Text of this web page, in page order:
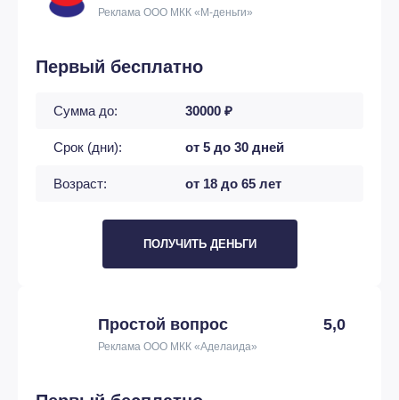
Реклама ООО МКК «М-деньги»
Первый бесплатно
Сумма до: 30000 ₽
Срок (дни): от 5 до 30 дней
Возраст: от 18 до 65 лет
ПОЛУЧИТЬ ДЕНЬГИ
Простой вопрос 5,0
Реклама ООО МКК «Аделаида»